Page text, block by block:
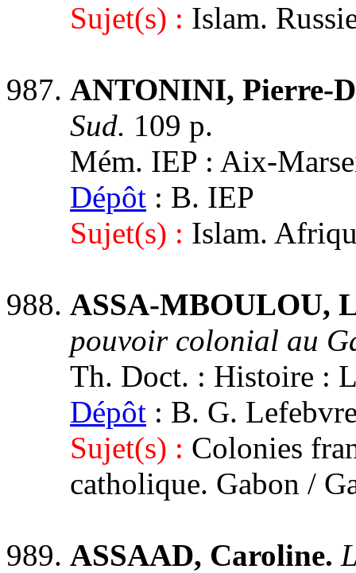
Sujet(s) : Islam.
ANTONINI, Pierre-
Sud. 109 p.
Mém. IEP : Aix-
Dépôt : B. IEP
Sujet(s) : Islam.
ASSA-MBOULOU,
pouvoir colonial au
Th. Doct. : Histoire :
Dépôt : B. G.
Sujet(s) : Colonies
catholique. Gabon /
ASSAAD, Caroline.